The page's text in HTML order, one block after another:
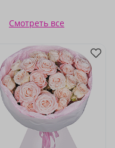
Смотреть все